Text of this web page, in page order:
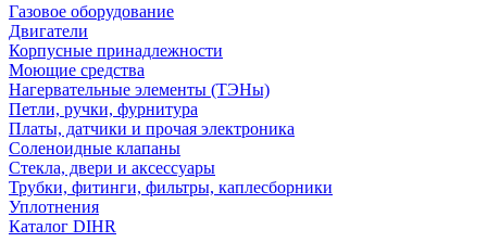
Газовое оборудование
Двигатели
Корпусные принадлежности
Моющие средства
Нагервательные элементы (ТЭНы)
Петли, ручки, фурнитура
Платы, датчики и прочая электроника
Соленоидные клапаны
Стекла, двери и аксессуары
Трубки, фитинги, фильтры, каплесборники
Уплотнения
Каталог DIHR